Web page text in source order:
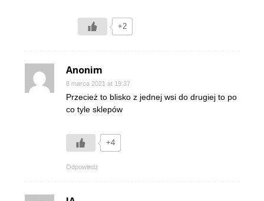
+2
Anonim
8 marca 2021 at 19:37
Przecież to blisko z jednej wsi do drugiej to po
co tyle sklepów
+4
Odpowiedz